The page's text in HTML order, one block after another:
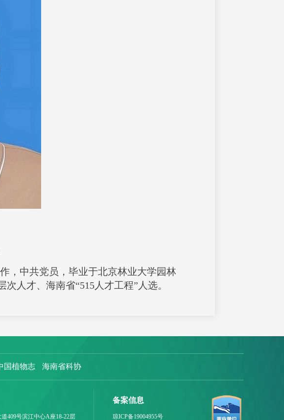
，中共党员，毕业于北京林业大学园林
人才、 海南省“515人才工程” 人选。
国植物志 海南省科协
409号滨江中心A座18-22层
备案信息
琼ICP备19004955号